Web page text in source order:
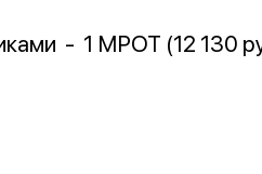
- 1 МРОТ (12 130